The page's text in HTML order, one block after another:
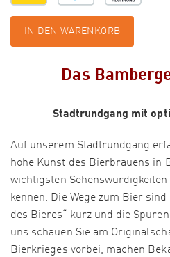
IN DEN WARENKORB
Das
Stadtrundgang mit
Auf unserem Stadtrundgang
hohe Kunst des Bierbrauens in
wichtigsten
kennen. Die Wege zum Bier
des Bieres“ kurz und die
uns schauen Sie am
Bierkrieges vorbei, machen